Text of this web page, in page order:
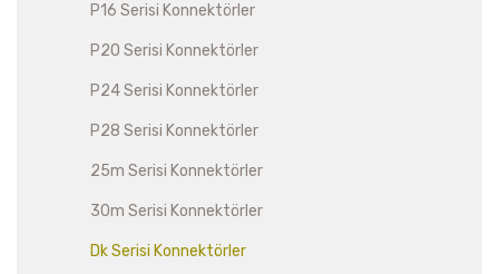
P16 Serisi Konnektörler
P20 Serisi Konnektörler
P24 Serisi Konnektörler
P28 Serisi Konnektörler
25m Serisi Konnektörler
30m Serisi Konnektörler
Dk Serisi Konnektörler